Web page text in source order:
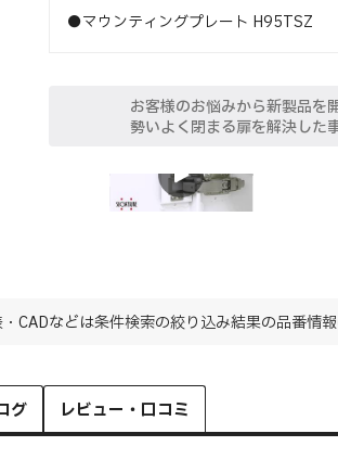
●マウンティングプレート H95TSZ
お客様のお悩みから新製品を
勢いよく閉まる扉を解決した
特長
CADなどは条件検索の絞り込み結果の品番情報
グ レビュー・口コミ